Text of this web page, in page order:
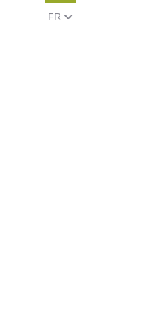
client
CHANGER LA
FR (FRANCAIS)